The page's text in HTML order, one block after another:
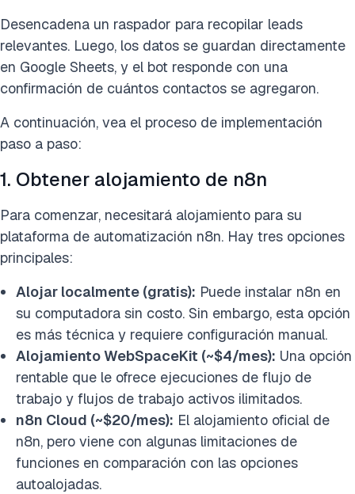
Desencadena un raspador para recopilar leads
relevantes. Luego, los datos se guardan directamente
en Google Sheets, y el bot responde con una
confirmación de cuántos contactos se agregaron.
A continuación, vea el proceso de implementación
paso a paso:
1. Obtener alojamiento de n8n
Para comenzar, necesitará alojamiento para su
plataforma de automatización n8n. Hay tres opciones
principales:
Alojar localmente (gratis): Puede instalar n8n en
su computadora sin costo. Sin embargo, esta opción
es más técnica y requiere configuración manual.
Alojamiento WebSpaceKit (~$4/mes): Una opción
rentable que le ofrece ejecuciones de flujo de
trabajo y flujos de trabajo activos ilimitados.
n8n Cloud (~$20/mes): El alojamiento oficial de
n8n, pero viene con algunas limitaciones de
funciones en comparación con las opciones
autoalojadas.